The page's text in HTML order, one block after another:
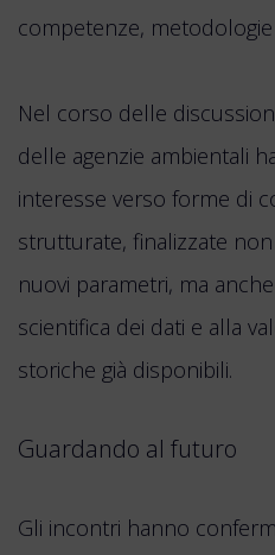
competenze,
Nel corso delle
delle agenzie ambientali
interesse verso forme di
strutturate, finalizzate
nuovi parametri, ma
scientifica dei dati e alla
storiche già disponibili.
Guardando al futuro
Gli incontri hanno